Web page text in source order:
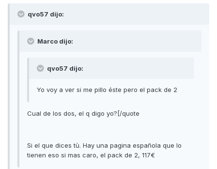
qvo57 dijo:
Marco dijo:
qvo57 dijo:
Yo voy a ver si me pillo éste pero el pack de 2
Cual de los dos, el q digo yo?[/quote
Si el que dices tù. Hay una pagina española que lo
tienen eso si mas caro, el pack de 2, 117€